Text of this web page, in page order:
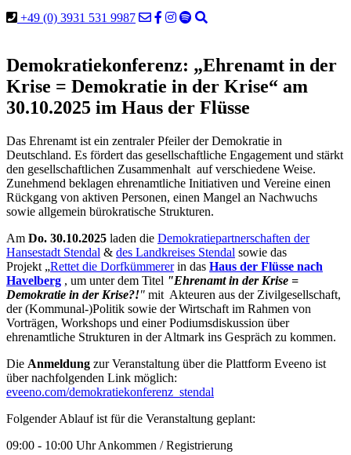
+49 (0) 3931 531 9987
Demokratiekonferenz: „Ehrenamt in der
Krise = Demokratie in der Krise“ am
30.10.2025 im Haus der Flüsse
Das Ehrenamt ist ein zentraler Pfeiler der Demokratie in
Deutschland. Es fördert das gesellschaftliche Engagement und stärkt
den gesellschaftlichen Zusammenhalt auf verschiedene Weise.
Zunehmend beklagen ehrenamtliche Initiativen und Vereine einen
Rückgang von aktiven Personen, einen Mangel an Nachwuchs
sowie allgemein bürokratische Strukturen.
Am Do. 30.10.2025 laden die Demokratiepartnerschaften der
Hansestadt Stendal & des Landkreises Stendal sowie das
Projekt „Rettet die Dorfkümmererin das Haus der Flüsse nach
Havelberg , um unter dem Titel "Ehrenamt in der Krise =
Demokratie in der Krise?!" mit Akteuren aus der Zivilgesellschaft,
der (Kommunal-)Politik sowie der Wirtschaft im Rahmen von
Vorträgen, Workshops und einer Podiumsdiskussion über
ehrenamtliche Strukturen in der Altmark ins Gespräch zu kommen.
Die Anmeldung zur Veranstaltung über die Plattform Eveeno ist
über nachfolgenden Link möglich:
eveeno.com/demokratiekonferenz_stendal
Folgender Ablauf ist für die Veranstaltung geplant:
09:00 - 10:00 UhrAnkommen / Registrierung